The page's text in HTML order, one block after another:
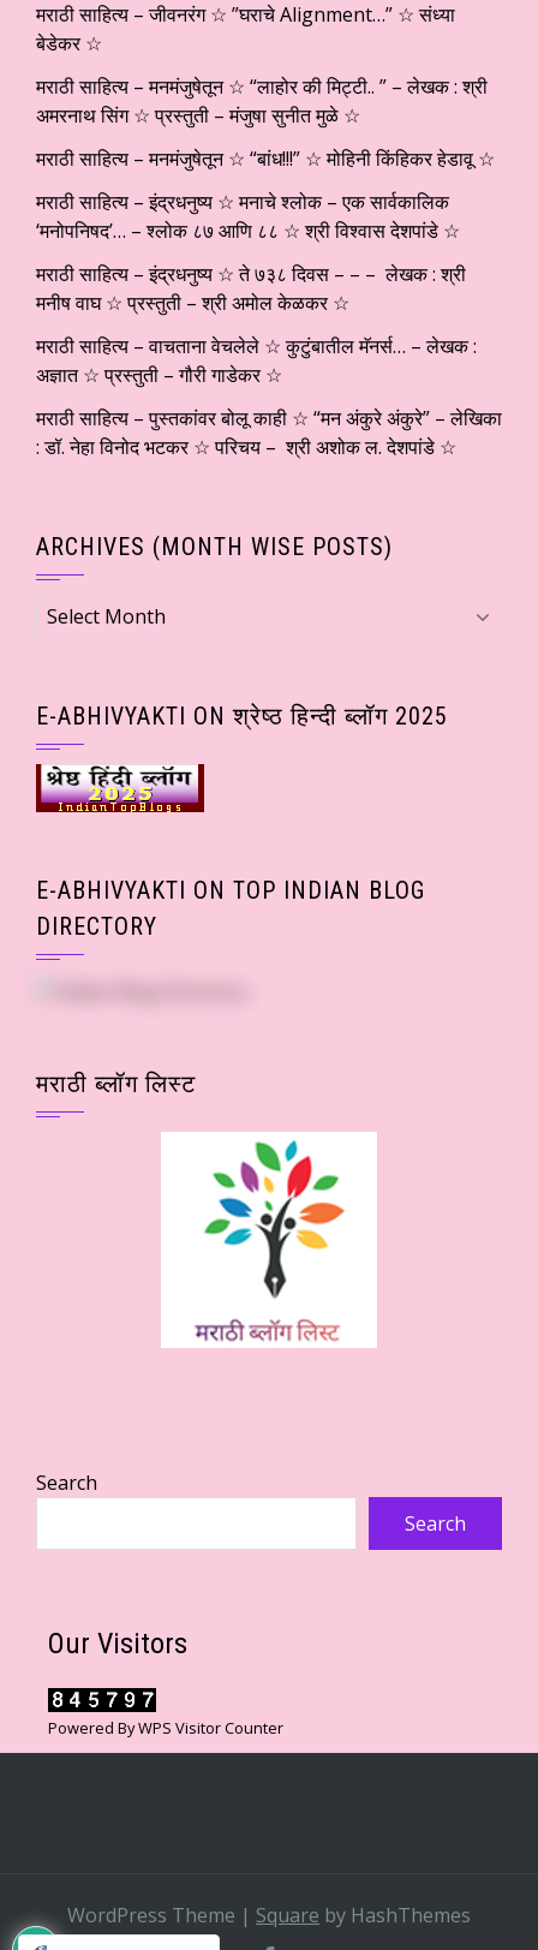
मराठी साहित्य – जीवनरंग ☆ ”घराचे Alignment…” ☆ संध्या
बेडेकर ☆
मराठी साहित्य – मनमंजुषेतून ☆ “लाहोर की मिट्टी.. ” – लेखक : श्री
अमरनाथ सिंग ☆ प्रस्तुती – मंजुषा सुनीत मुळे ☆
मराठी साहित्य – मनमंजुषेतून ☆ “बांध!!!” ☆ मोहिनी किंहिकर हेडावू ☆
मराठी साहित्य – इंद्रधनुष्य ☆ मनाचे श्लोक – एक सार्वकालिक
‘मनोपनिषद’… – श्लोक ८७ आणि ८८ ☆ श्री विश्वास देशपांडे ☆
मराठी साहित्य – इंद्रधनुष्य ☆ ते ७३८ दिवस – – – लेखक : श्री
मनीष वाघ ☆ प्रस्तुती – श्री अमोल केळकर ☆
मराठी साहित्य – वाचताना वेचलेले ☆ कुटुंबातील मॅनर्स… – लेखक :
अज्ञात ☆ प्रस्तुती – गौरी गाडेकर ☆
मराठी साहित्य – पुस्तकांवर बोलू काही ☆ “मन अंकुरे अंकुरे” – लेखिका
: डॉ. नेहा विनोद भटकर ☆ परिचय – श्री अशोक ल. देशपांडे ☆
ARCHIVES (MONTH WISE POSTS)
Archives
(Month
E-ABHIVYAKTI ON श्रेष्ठ हिन्दी ब्लॉग 2025
E-ABHIVYAKTI ON TOP INDIAN BLOG
DIRECTORY
मराठी ब्लॉग लिस्ट
Search
Search
Our Visitors
Powered ByWPS Visitor Counter
WordPress Theme | Square by HashThemes